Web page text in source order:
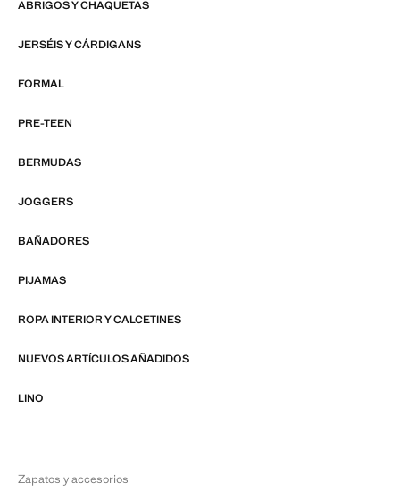
ABRIGOS Y CHAQUETAS
JERSÉIS Y CÁRDIGANS
FORMAL
PRE-TEEN
BERMUDAS
JOGGERS
BAÑADORES
PIJAMAS
ROPA INTERIOR Y CALCETINES
NUEVOS ARTÍCULOS AÑADIDOS
LINO
Zapatos y accesorios